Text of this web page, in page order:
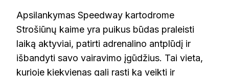
Apsilankymas Speedway kartodrome
Strošiūnų kaime yra puikus būdas praleisti
laiką aktyviai, patirti adrenalino antplūdį ir
išbandyti savo vairavimo įgūdžius. Tai vieta,
kurioje kiekvienas gali rasti ką veikti ir